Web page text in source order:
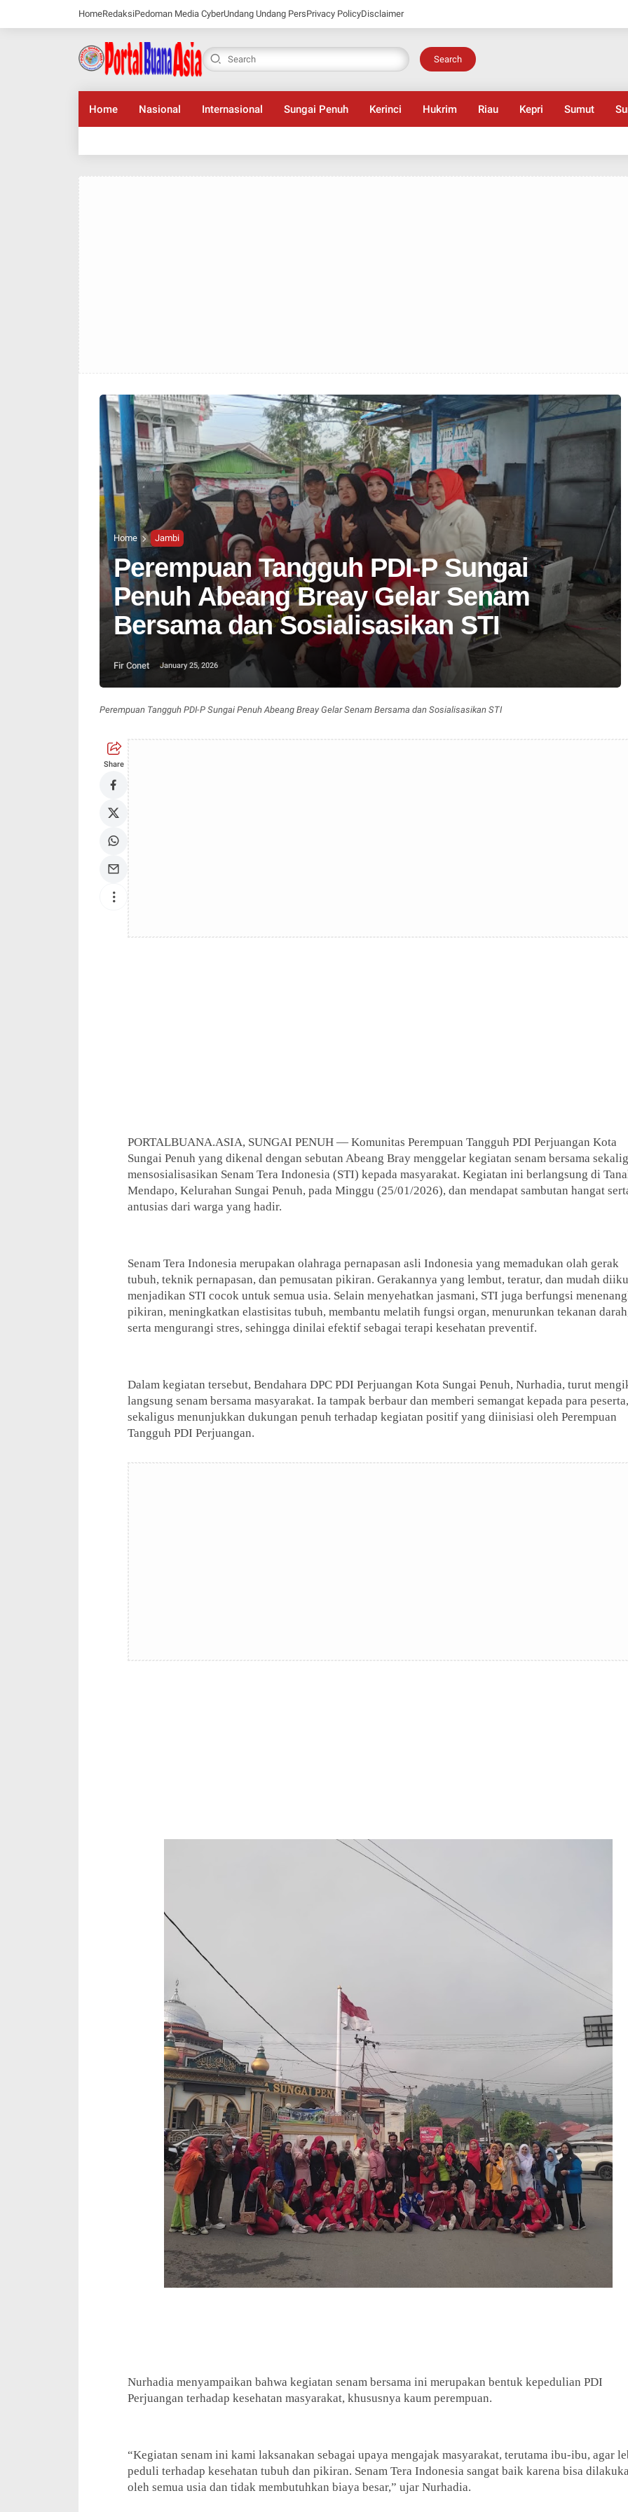
HomeRedaksiPedoman Media CyberUndang Undang PersPrivacy PolicyDisclaimer
Search
Home Nasional Internasional Sungai Penuh Kerinci Hukrim Riau Kepri Sumut
Home Jambi
Perempuan Tangguh PDI-P Sungai
Penuh Abeang Breay Gelar Senam
Bersama dan Sosialisasikan STI
Fir Conet January 25, 2026
Perempuan Tangguh PDI-P Sungai Penuh Abeang Breay Gelar Senam Bersama dan Sosialisasikan STI
Share
PORTALBUANA.ASIA, SUNGAI PENUH — Komunitas Perempuan Tangguh PDI Perjuangan Kota
Sungai Penuh yang dikenal dengan sebutan Abeang Bray menggelar kegiatan senam bersama
mensosialisasikan Senam Tera Indonesia (STI) kepada masyarakat. Kegiatan ini berlangsung di
Mendapo, Kelurahan Sungai Penuh, pada Minggu (25/01/2026), dan mendapat sambutan hangat
antusias dari warga yang hadir.
Senam Tera Indonesia merupakan olahraga pernapasan asli Indonesia yang memadukan olah gerak
tubuh, teknik pernapasan, dan pemusatan pikiran. Gerakannya yang lembut, teratur, dan mudah
menjadikan STI cocok untuk semua usia. Selain menyehatkan jasmani, STI juga berfungsi
pikiran, meningkatkan elastisitas tubuh, membantu melatih fungsi organ, menurunkan tekanan
serta mengurangi stres, sehingga dinilai efektif sebagai terapi kesehatan preventif.
Dalam kegiatan tersebut, Bendahara DPC PDI Perjuangan Kota Sungai Penuh, Nurhadia, turut
langsung senam bersama masyarakat. Ia tampak berbaur dan memberi semangat kepada para peserta,
sekaligus menunjukkan dukungan penuh terhadap kegiatan positif yang diinisiasi oleh Perempuan
Tangguh PDI Perjuangan.
Nurhadia menyampaikan bahwa kegiatan senam bersama ini merupakan bentuk kepedulian PDI
Perjuangan terhadap kesehatan masyarakat, khususnya kaum perempuan.
“Kegiatan senam ini kami laksanakan sebagai upaya mengajak masyarakat, terutama ibu-ibu, agar
peduli terhadap kesehatan tubuh dan pikiran. Senam Tera Indonesia sangat baik karena bisa
oleh semua usia dan tidak membutuhkan biaya besar,” ujar Nurhadia.